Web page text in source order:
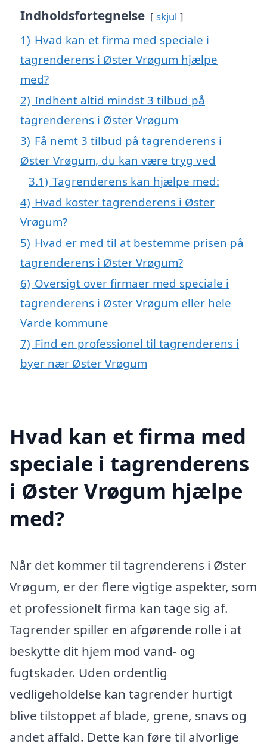
Indholdsfortegnelse skjul
1) Hvad kan et firma med speciale i
tagrenderens i Øster Vrøgum hjælpe
med?
2) Indhent altid mindst 3 tilbud på
tagrenderens i Øster Vrøgum
3) Få nemt 3 tilbud på tagrenderens i
Øster Vrøgum, du kan være tryg ved
3.1) Tagrenderens kan hjælpe med:
4) Hvad koster tagrenderens i Øster
Vrøgum?
5) Hvad er med til at bestemme prisen på
tagrenderens i Øster Vrøgum?
6) Oversigt over firmaer med speciale i
tagrenderens i Øster Vrøgum eller hele
Varde kommune
7) Find en professionel til tagrenderens i
byer nær Øster Vrøgum
Hvad kan et firma med
speciale i tagrenderens
i Øster Vrøgum hjælpe
med?
Når det kommer til tagrenderens i Øster
Vrøgum, er der flere vigtige aspekter, som
et professionelt firma kan tage sig af.
Tagrender spiller en afgørende rolle i at
beskytte dit hjem mod vand- og
fugtskader. Uden ordentlig
vedligeholdelse kan tagrender hurtigt
blive tilstoppet af blade, grene, snavs og
andet affald. Dette kan føre til alvorlige